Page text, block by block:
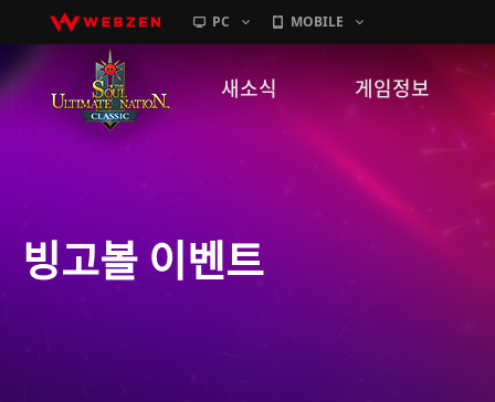
PC MOBILE
새소식
GM노트
게임정보
캐릭터소개
빙고볼 이벤트